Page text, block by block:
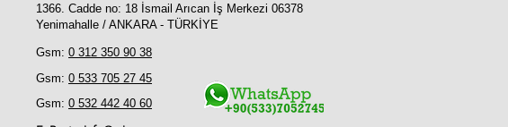
1366. Cadde no: 18 İsmail Arıcan İş Merkezi 06378
Yenimahalle / ANKARA - TÜRKİYE
Gsm: 0 533 705 27 45
Gsm: 0 532 442 40 60
Gsm: 0 312 350 90 38